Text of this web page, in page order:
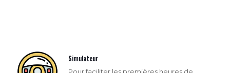
Simulateur
Pour faciliter les premières heures de